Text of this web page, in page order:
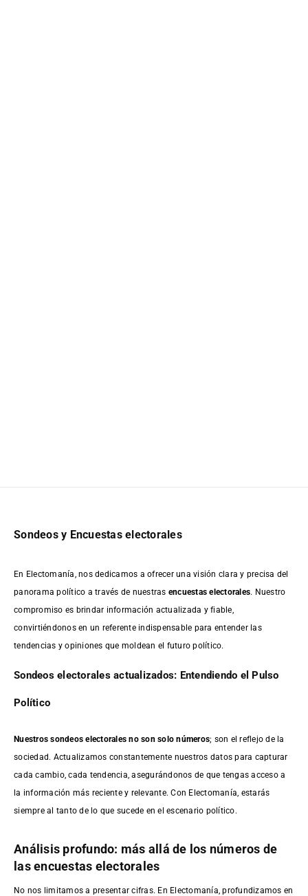
Sondeos y Encuestas electorales
En Electomanía, nos dedicamos a ofrecer una visión clara y precisa del
panorama político a través de nuestras encuestas electorales. Nuestro
compromiso es brindar información actualizada y fiable,
convirtiéndonos en un referente indispensable para entender las
tendencias y opiniones que moldean el futuro político.
Sondeos electorales actualizados: Entendiendo el Pulso
Político
Nuestros sondeos electorales no son solo números; son el reflejo de la
sociedad. Actualizamos constantemente nuestros datos para capturar
cada cambio, cada tendencia, asegurándonos de que tengas acceso a
la información más reciente y relevante. Con Electomanía, estarás
siempre al tanto de lo que sucede en el escenario político.
Análisis profundo: más allá de los números de
las encuestas electorales
No nos limitamos a presentar cifras. En Electomanía, profundizamos en